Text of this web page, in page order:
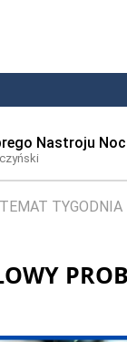
Nastroju
TEMAT TYGODNIA